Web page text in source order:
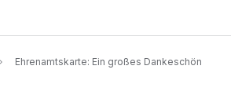
Ehrenamtskarte: Ein großes Dankeschön